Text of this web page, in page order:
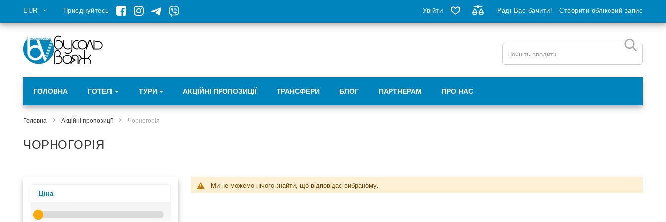
Увійти Раді Вас бачити! Створити обліковий запис
Skip
Content
Валюта
EUR Приєднуйтесь
ГОЛОВНА ГОТЕЛІ ТУРИ АКЦІЙНІ ПРОПОЗИЦІЇ ТРАНСФЕРИ БЛОГ ПАРТНЕРАМ ПРО НАС
Головна Акційні пропозиції Чорногорія
ЧОРНОГОРІЯ
Ми не можемо нічого знайти, що відповідає вибраному.
Ціна